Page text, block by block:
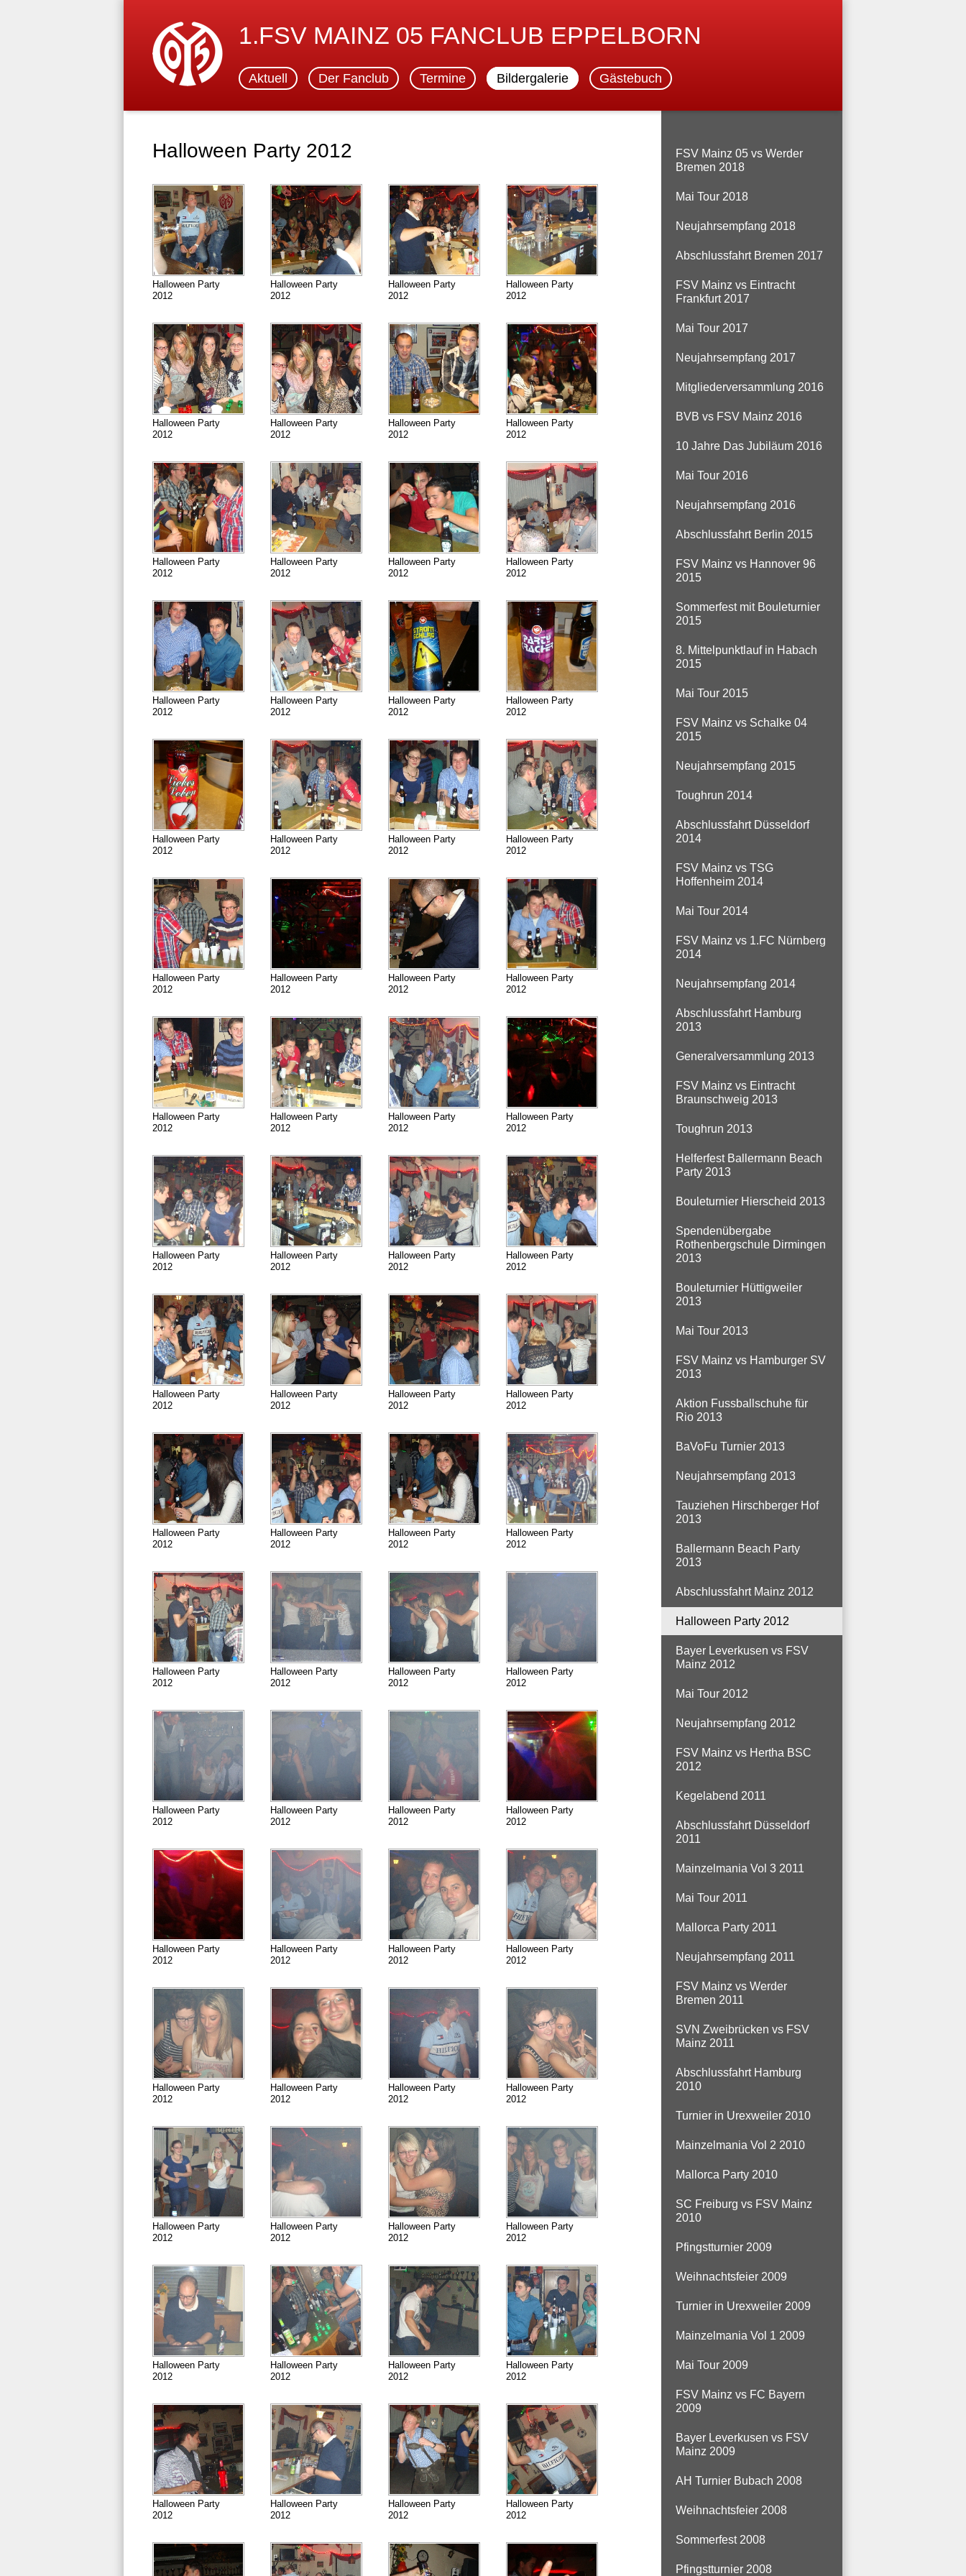
1.FSV MAINZ 05 FANCLUB EPPELBORN
Aktuell Der Fanclub Termine Bildergalerie Gästebuch
Halloween Party 2012
Halloween Party
2012
Halloween Party
2012
Halloween Party
2012
Halloween Party
2012
Halloween Party
2012
Halloween Party
2012
Halloween Party
2012
Halloween Party
2012
Halloween Party
2012
Halloween Party
2012
Halloween Party
2012
Halloween Party
2012
Halloween Party
2012
Halloween Party
2012
Halloween Party
2012
Halloween Party
2012
Halloween Party
2012
Halloween Party
2012
Halloween Party
2012
Halloween Party
2012
Halloween Party
2012
Halloween Party
2012
Halloween Party
2012
Halloween Party
2012
Halloween Party
2012
Halloween Party
2012
Halloween Party
2012
Halloween Party
2012
Halloween Party
2012
Halloween Party
2012
Halloween Party
2012
Halloween Party
2012
Halloween Party
2012
Halloween Party
2012
Halloween Party
2012
Halloween Party
2012
Halloween Party
2012
Halloween Party
2012
Halloween Party
2012
Halloween Party
2012
Halloween Party
2012
Halloween Party
2012
Halloween Party
2012
Halloween Party
2012
Halloween Party
2012
Halloween Party
2012
Halloween Party
2012
Halloween Party
2012
Halloween Party
2012
Halloween Party
2012
Halloween Party
2012
Halloween Party
2012
Halloween Party
2012
Halloween Party
2012
Halloween Party
2012
Halloween Party
2012
Halloween Party
2012
Halloween Party
2012
Halloween Party
2012
Halloween Party
2012
Halloween Party
2012
Halloween Party
2012
Halloween Party
2012
Halloween Party
2012
Halloween Party
2012
Halloween Party
2012
Halloween Party
2012
Halloween Party
2012
FSV Mainz 05 vs Werder
Bremen 2018
Mai Tour 2018
Neujahrsempfang 2018
Abschlussfahrt Bremen 2017
FSV Mainz vs Eintracht
Frankfurt 2017
Mai Tour 2017
Neujahrsempfang 2017
Mitgliederversammlung 2016
BVB vs FSV Mainz 2016
10 Jahre Das Jubiläum 2016
Mai Tour 2016
Neujahrsempfang 2016
Abschlussfahrt Berlin 2015
FSV Mainz vs Hannover 96
2015
Sommerfest mit Bouleturnier
2015
8. Mittelpunktlauf in Habach
2015
Mai Tour 2015
FSV Mainz vs Schalke 04
2015
Neujahrsempfang 2015
Toughrun 2014
Abschlussfahrt Düsseldorf
2014
FSV Mainz vs TSG
Hoffenheim 2014
Mai Tour 2014
FSV Mainz vs 1.FC Nürnberg
2014
Neujahrsempfang 2014
Abschlussfahrt Hamburg
2013
Generalversammlung 2013
FSV Mainz vs Eintracht
Braunschweig 2013
Toughrun 2013
Helferfest Ballermann Beach
Party 2013
Bouleturnier Hierscheid 2013
Spendenübergabe
Rothenbergschule Dirmingen
2013
Bouleturnier Hüttigweiler
2013
Mai Tour 2013
FSV Mainz vs Hamburger SV
2013
Aktion Fussballschuhe für
Rio 2013
BaVoFu Turnier 2013
Neujahrsempfang 2013
Tauziehen Hirschberger Hof
2013
Ballermann Beach Party
2013
Abschlussfahrt Mainz 2012
Halloween Party 2012
Bayer Leverkusen vs FSV
Mainz 2012
Mai Tour 2012
Neujahrsempfang 2012
FSV Mainz vs Hertha BSC
2012
Kegelabend 2011
Abschlussfahrt Düsseldorf
2011
Mainzelmania Vol 3 2011
Mai Tour 2011
Mallorca Party 2011
Neujahrsempfang 2011
FSV Mainz vs Werder
Bremen 2011
SVN Zweibrücken vs FSV
Mainz 2011
Abschlussfahrt Hamburg
2010
Turnier in Urexweiler 2010
Mainzelmania Vol 2 2010
Mallorca Party 2010
SC Freiburg vs FSV Mainz
2010
Pfingstturnier 2009
Weihnachtsfeier 2009
Turnier in Urexweiler 2009
Mainzelmania Vol 1 2009
Mai Tour 2009
FSV Mainz vs FC Bayern
2009
Bayer Leverkusen vs FSV
Mainz 2009
AH Turnier Bubach 2008
Weihnachtsfeier 2008
Sommerfest 2008
Pfingstturnier 2008